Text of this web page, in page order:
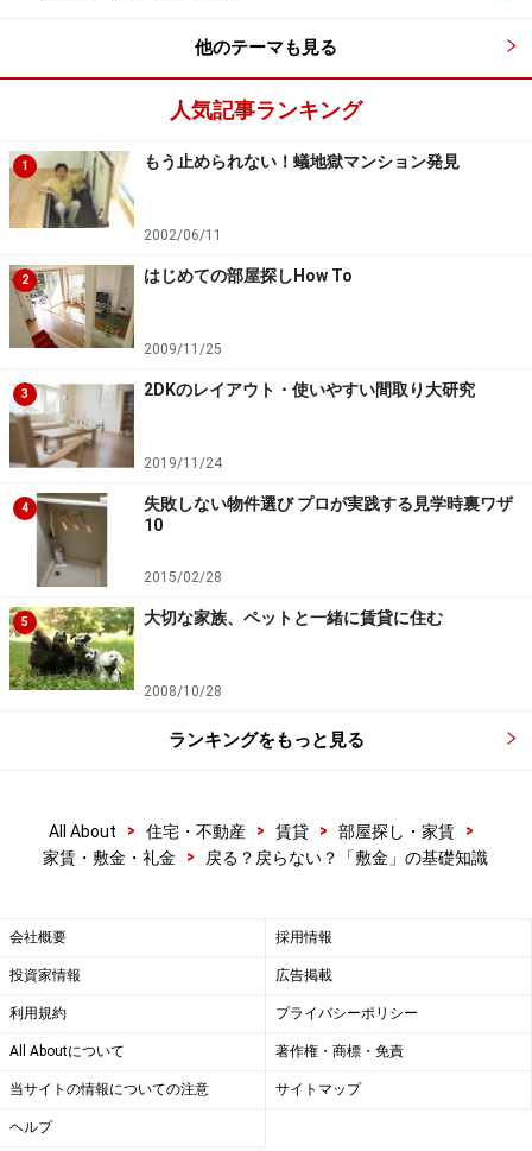
他のテーマも見る
人気記事ランキング
1 もう止められない！蟻地獄マンション発見
2002/06/11
2 はじめての部屋探しHow To
2009/11/25
3 2DKのレイアウト・使いやすい間取り大研究
2019/11/24
4
失敗しない物件選び プロが実践する見学時裏ワザ
10
2015/02/28
5 大切な家族、ペットと一緒に賃貸に住む
2008/10/28
ランキングをもっと見る
All About > 住宅・不動産 > 賃貸 > 部屋探し・家賃
>
家賃・敷金・礼金
> 戻る？戻らない？「敷金」の基礎知識
会社概要 採用情報
投資家情報 広告掲載
利用規約 プライバシーポリシー
All Aboutについて 著作権・商標・免責
当サイトの情報についての注意 サイトマップ
ヘルプ